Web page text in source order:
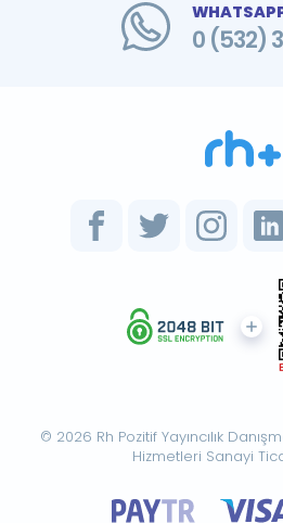
0 (532)
© 2026 Rh Pozitif Yayıncılık
Hizmetleri Sanayi